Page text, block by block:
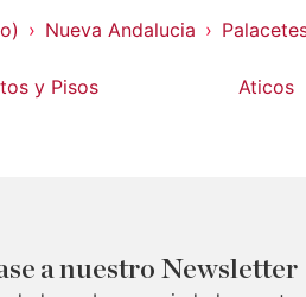
Nueva Andalucia
y Pisos Aticos
a nuestro Newsletter